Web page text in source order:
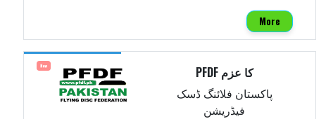
More
New
PFDF کا عزم
پاکستان فلائنگ ڈسک
فیڈریشن